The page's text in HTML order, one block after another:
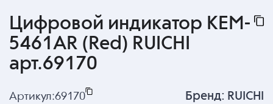
Цифровой индикатор KEM-
5461AR (Red) RUICHI
арт.69170
Артикул:69170 Бренд: RUICHI